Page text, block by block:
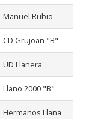
Manuel Rubio
CD Grujoan "B"
UD Llanera
Llano 2000 "B"
Hermanos Llana